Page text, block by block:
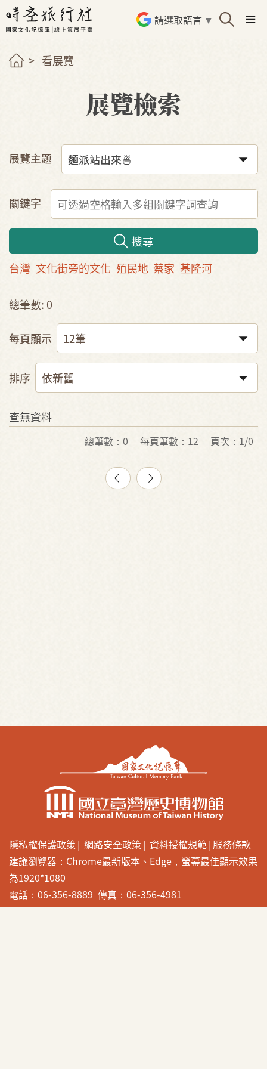
請選取語言 ▼
看展覽
展覽檢索
展覽主題
關鍵字
搜尋
台灣 文化街旁的文化 殖民地 蔡家 基隆河
總筆數: 0
每頁顯示
排序
查無資料
總筆數：0 每頁筆數：12 頁次：1/0
隱私權保護政策 網路安全政策 資料授權規範 服務條款
建議瀏覽器：Chrome最新版本、Edge，螢幕最佳顯示效果
為1920*1080
電話：06-356-8889 傳真：06-356-4981
信箱：exhservice@nmth.gov.tw